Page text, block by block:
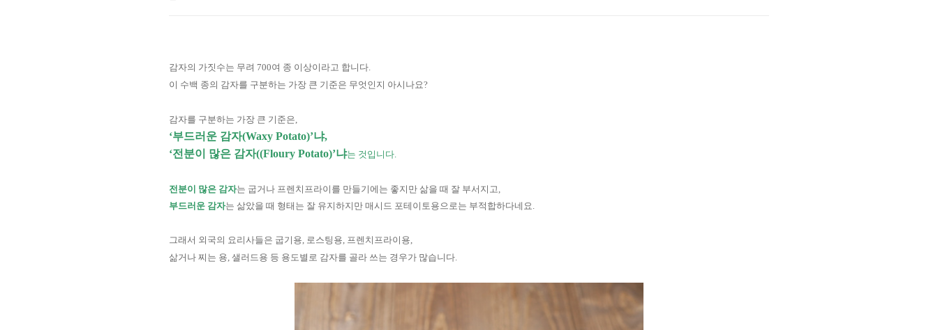
감자의 가짓수는 무려 700여 종 이상이라고 합니다
이 수백 종의 감자를 구분하는 가장 큰 기준은 무엇인지 아시나요?
감자를 구분하는 가장 큰 기준은
‘부드러운 감자(Waxy Potato)’냐,
‘전분이 많은 감자((Floury Potato)’냐는 것입니다
전분이 많은 감자는 굽거나 프렌치프라이를 만들기에는 좋지만 삶을 때 잘 부서지고
부드러운 감자는 삶았을 때 형태는 잘 유지하지만 매시드 포테이토용으로는 부적합하다네요
그래서 외국의 요리사들은 굽기용 로스팅용 프렌치프라이용
삶거나 찌는 용 샐러드용 등 용도별로 감자를 골라 쓰는 경우가 많습니다